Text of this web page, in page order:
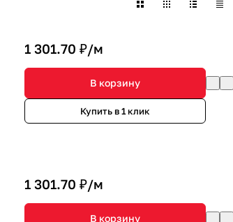
1 301.70 ₽/м
В корзину
Купить в 1 клик
1 301.70 ₽/м
В корзину